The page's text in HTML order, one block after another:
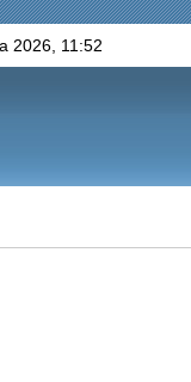
2026, 11:52